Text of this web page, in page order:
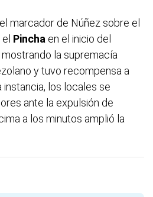
marcador de Núñez sobre el
Pincha en el inicio del
la supremacía
y tuvo recompensa a
instancia, los locales se
ante la expulsión de
a los minutos amplió la